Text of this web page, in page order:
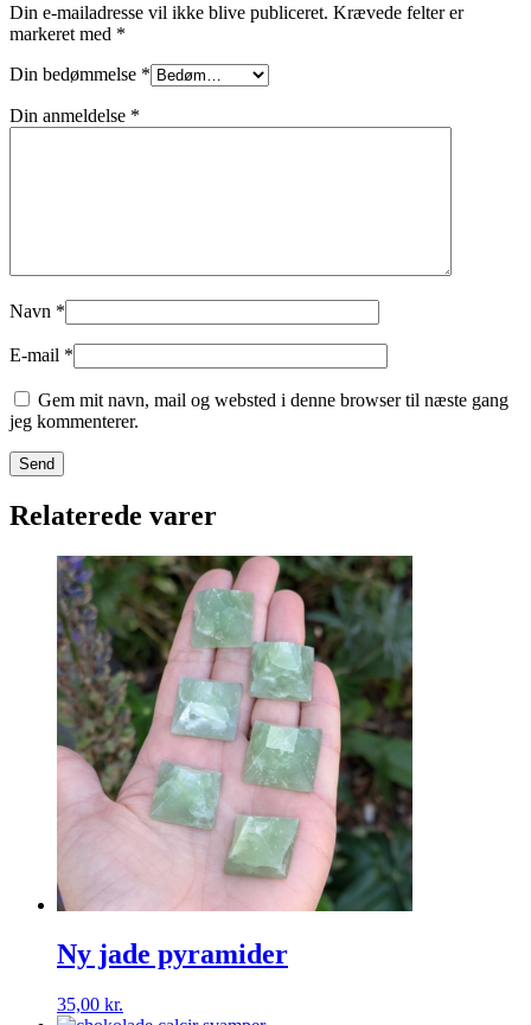
Din e-mailadresse vil ikke blive publiceret. Krævede felter er
markeret med *
Din bedømmelse *
Din anmeldelse *
Navn *
E-mail *
Gem mit navn, mail og websted i denne browser til næste gang
jeg kommenterer.
Relaterede varer
Ny jade pyramider
35,00 kr.